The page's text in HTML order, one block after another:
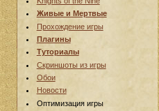
Живые и Мертвые
Прохождение игры
Плагины
Туториалы
Скриншоты из игры
Обои
Новости
Оптимизация игры